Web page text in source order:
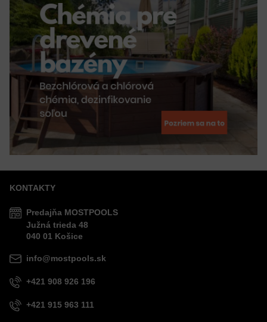
KONTAKTY
Predajňa MOSTPOOLS
Južná trieda 48
040 01 Košice
info@mostpools.sk
+421 908 926 196
+421 915 963 111